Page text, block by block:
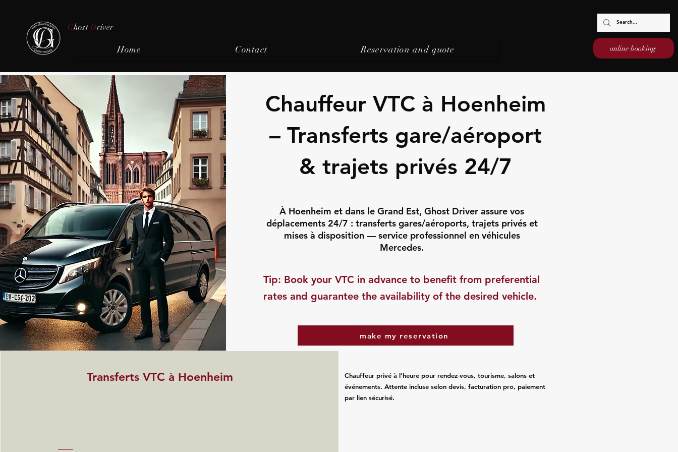
Ghost Driver
Home Contact Reservation and quote online booking
Chauffeur VTC à Hoenheim
– Transferts gare/aéroport
& trajets privés 24/7
À Hoenheim et dans le Grand Est, Ghost Driver assure vos
déplacements 24/7 : transferts gares/aéroports, trajets privés et
mises à disposition — service professionnel en véhicules
Mercedes.
​Tip: Book your VTC in advance to benefit from preferential
rates and guarantee the availability of the desired vehicle.
make my reservation
Transferts VTC à Hoenheim
Chauffeur privé à l’heure pour rendez‑vous, tourisme, salons et
événements. Attente incluse selon devis, facturation pro, paiement
par lien sécurisé.